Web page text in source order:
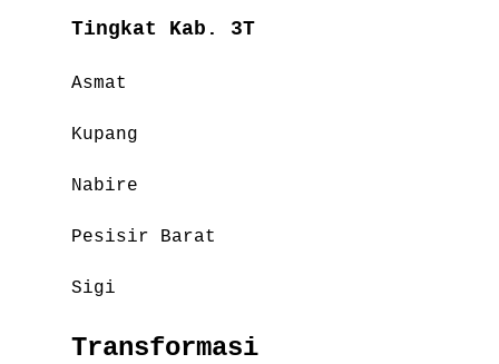
Tingkat Kab. 3T
Asmat
Kupang
Nabire
Pesisir Barat
Sigi
Transformasi